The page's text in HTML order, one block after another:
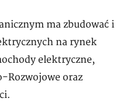
ma zbudować i
na rynek
elektryczne,
Rozwojowe oraz